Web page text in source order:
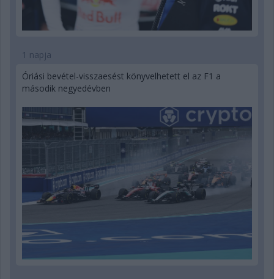
1 napja
Óriási bevétel-visszaesést könyvelhetett el az F1 a
második negyedévben